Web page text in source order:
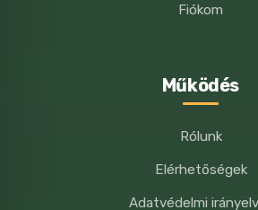
Fiókom
Működés
Rólunk
Elérhetőségek
Adatvédelmi